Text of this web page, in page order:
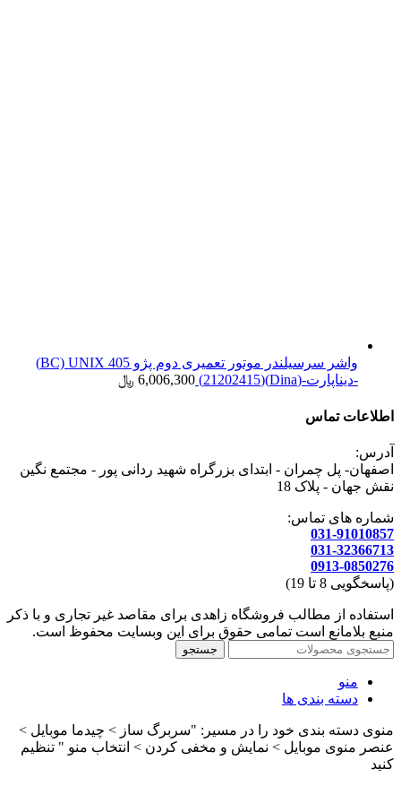
واشر سرسیلندر موتور تعمیری دوم پژو 405 BC) UNIX)
-دیناپارت-(Dina)(21202415)
6,006,300 ﷼
اطلاعات تماس
آدرس:
اصفهان- پل چمران - ابتدای بزرگراه شهید ردانی پور - مجتمع نگین
نقش جهان - پلاک 18
شماره های تماس:
031-91010857
031-32366713
0913-0850276
(پاسخگویی 8 تا 19)
استفاده از مطالب فروشگاه زاهدی برای مقاصد غیر تجاری و با ذکر
منبع بلامانع است تمامی حقوق برای این وبسایت محفوظ است.
جستجو
منو
دسته بندی ها
منوی دسته بندی خود را در مسیر: "سربرگ ساز > چیدما موبایل >
عنصر منوی موبایل > نمایش و مخفی کردن > انتخاب منو " تنظیم
کنید